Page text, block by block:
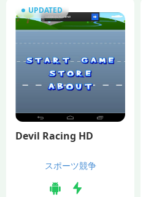
UPDATED
Devil Racing HD
スポーツ競争